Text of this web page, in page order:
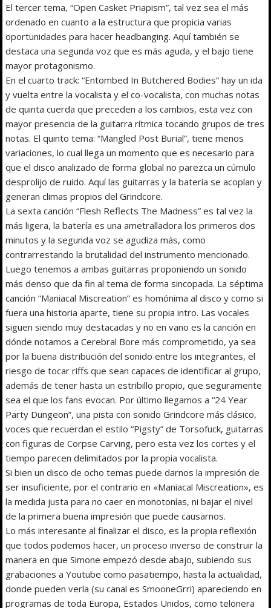
El tercer tema, “Open Casket Priapism”, tal vez sea el más
ordenado en cuanto a la estructura que propicia varias
oportunidades para hacer headbanging. Aquí también se
destaca una segunda voz que es más aguda, y el bajo tiene
mayor protagonismo.
En el cuarto track: “Entombed In Butchered Bodies” hay un ida
y vuelta entre la vocalista y el co-vocalista, con muchas notas
de quinta cuerda que preceden a los cambios, esta vez con
mayor presencia de la guitarra rítmica tocando grupos de tres
notas. El quinto tema: “Mangled Post Burial”, tiene menos
variaciones, lo cual llega un momento que es necesario para
que el disco analizado de forma global no parezca un cúmulo
desprolijo de ruido. Aquí las guitarras y la batería se acoplan y
generan climas propios del Grindcore.
La sexta canción “Flesh Reflects The Madness” es tal vez la
más ligera, la batería es una ametralladora los primeros dos
minutos y la segunda voz se agudiza más, como
contrarrestando la brutalidad del instrumento mencionado.
Luego tenemos a ambas guitarras proponiendo un sonido
más denso que da fin al tema de forma sincopada. La séptima
canción “Maniacal Miscreation” es homónima al disco y como si
fuera una historia aparte, tiene su propia intro. Las vocales
siguen siendo muy destacadas y no en vano es la canción en
dónde notamos a Cerebral Bore más comprometido, ya sea
por la buena distribución del sonido entre los integrantes, el
riesgo de tocar riffs que sean capaces de identificar al grupo,
además de tener hasta un estribillo propio, que seguramente
sea el que los fans evocan. Por último llegamos a “24 Year
Party Dungeon”, una pista con sonido Grindcore más clásico,
voces que recuerdan el estilo “Pigsty” de Torsofuck, guitarras
con figuras de Corpse Carving, pero esta vez los cortes y el
tiempo parecen delimitados por la propia vocalista.
Si bien un disco de ocho temas puede darnos la impresión de
ser insuficiente, por el contrario en «Maniacal Miscreation», es
la medida justa para no caer en monotonías, ni bajar el nivel
de la primera buena impresión que puede causarnos.
Lo más interesante al finalizar el disco, es la propia reflexión
que todos podemos hacer, un proceso inverso de construir la
manera en que Simone empezó desde abajo, subiendo sus
grabaciones a Youtube como pasatiempo, hasta la actualidad,
donde pueden verla (su canal es SmooneGrri) apareciendo en
programas de toda Europa, Estados Unidos, como telonera